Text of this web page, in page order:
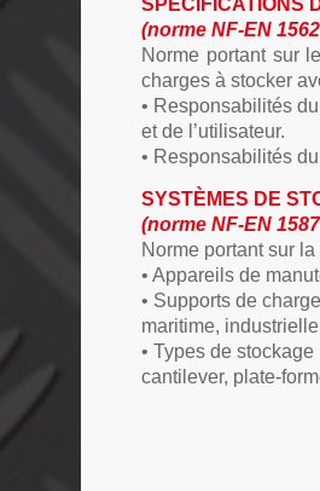
SPÉCIFICATIONS
(norme NF-EN
Norme portant sur
charges à stocker
• Responsabilités
et de l’utilisateur.
• Responsabilités
SYSTÈMES DE
(norme NF-EN
Norme portant sur
• Appareils de
• Supports de
maritime,
• Types de
cantilever, plate-